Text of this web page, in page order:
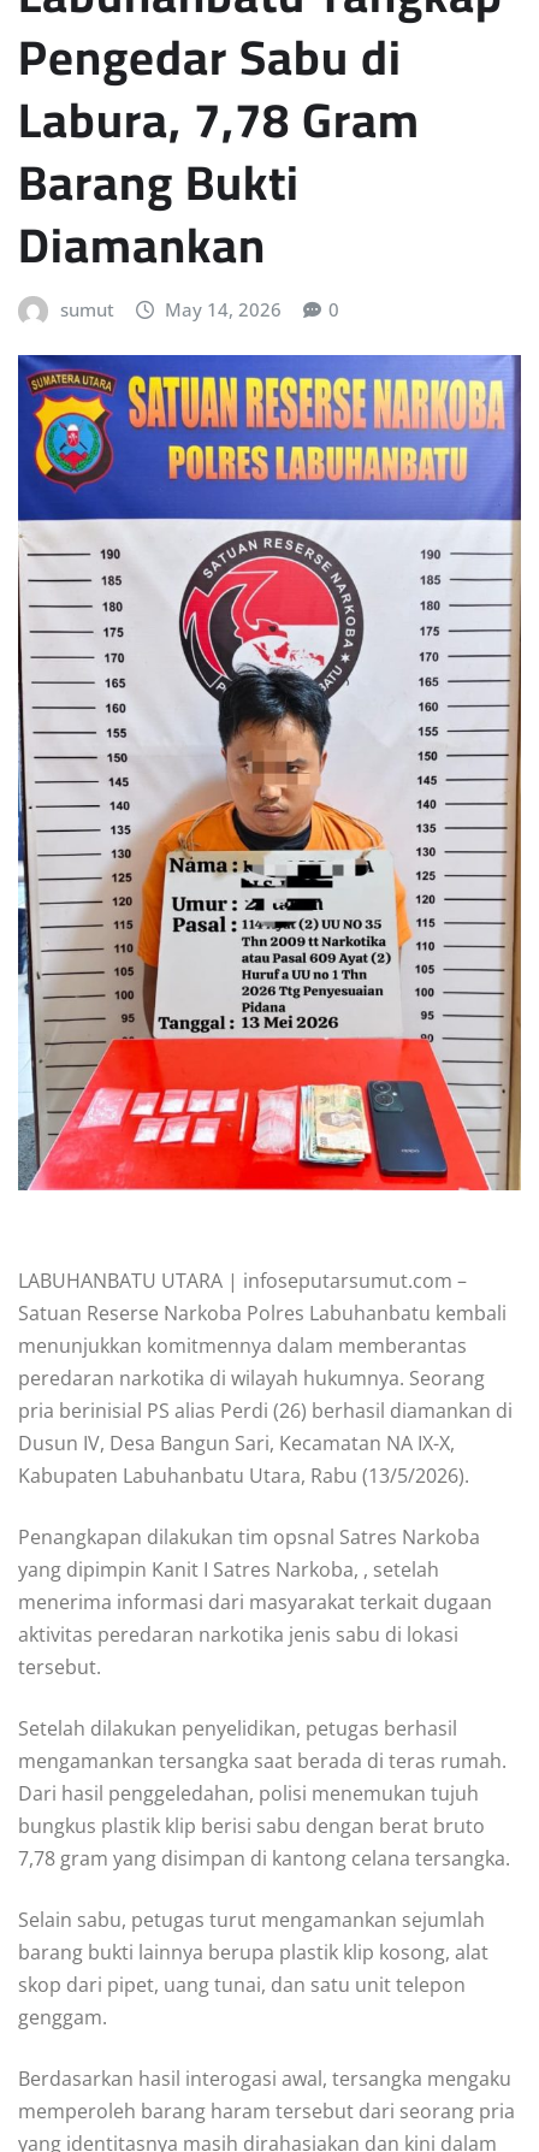
Pengedar Sabu di
Labura, 7,78 Gram
Barang Bukti
Diamankan
sumut May 14, 2026 0
LABUHANBATU UTARA | infoseputarsumut.com –
Satuan Reserse Narkoba Polres Labuhanbatu kembali
menunjukkan komitmennya dalam memberantas
peredaran narkotika di wilayah hukumnya. Seorang
pria berinisial PS alias Perdi (26) berhasil diamankan di
Dusun IV, Desa Bangun Sari, Kecamatan NA IX-X,
Kabupaten Labuhanbatu Utara, Rabu (13/5/2026).
Penangkapan dilakukan tim opsnal Satres Narkoba
yang dipimpin Kanit I Satres Narkoba, , setelah
menerima informasi dari masyarakat terkait dugaan
aktivitas peredaran narkotika jenis sabu di lokasi
tersebut.
Setelah dilakukan penyelidikan, petugas berhasil
mengamankan tersangka saat berada di teras rumah.
Dari hasil penggeledahan, polisi menemukan tujuh
bungkus plastik klip berisi sabu dengan berat bruto
7,78 gram yang disimpan di kantong celana tersangka.
Selain sabu, petugas turut mengamankan sejumlah
barang bukti lainnya berupa plastik klip kosong, alat
skop dari pipet, uang tunai, dan satu unit telepon
genggam.
Berdasarkan hasil interogasi awal, tersangka mengaku
memperoleh barang haram tersebut dari seorang pria
yang identitasnya masih dirahasiakan dan kini dalam